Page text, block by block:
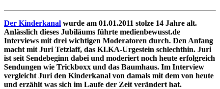
Der Kinderkanal wurde am 01.01.2011 stolze 14 Jahre alt.
Anlässlich dieses Jubiläums führte medienbewusst.de
Interviews mit drei wichtigen Moderatoren durch. Den Anfang
macht mit Juri Tetzlaff, das KI.KA-Urgestein schlechthin. Juri
ist seit Sendebeginn dabei und moderiert noch heute erfolgreich
Sendungen wie Trickboxx und das Baumhaus. Im Interview
vergleicht Juri den Kinderkanal von damals mit dem von heute
und erzählt was sich im Laufe der Zeit verändert hat.